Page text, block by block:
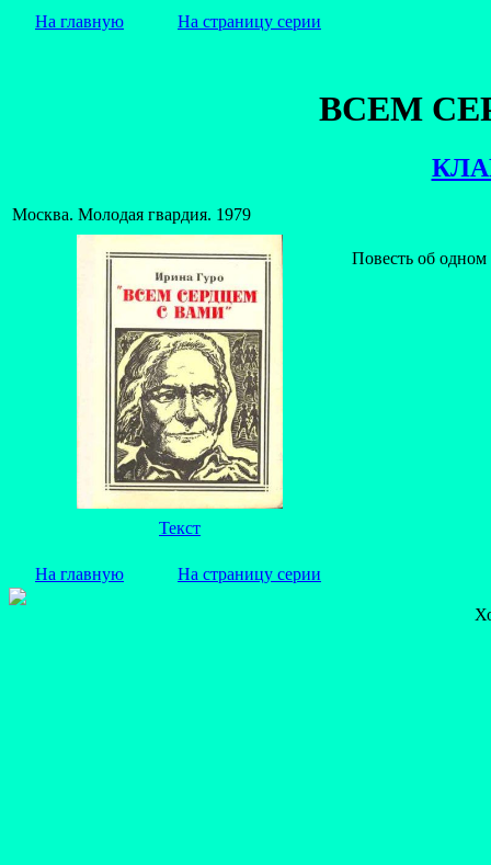
На главную На страницу серии
ВСЕМ
Москва. Молодая гвардия. 1979
Повесть об
Текст
На главную На страницу серии